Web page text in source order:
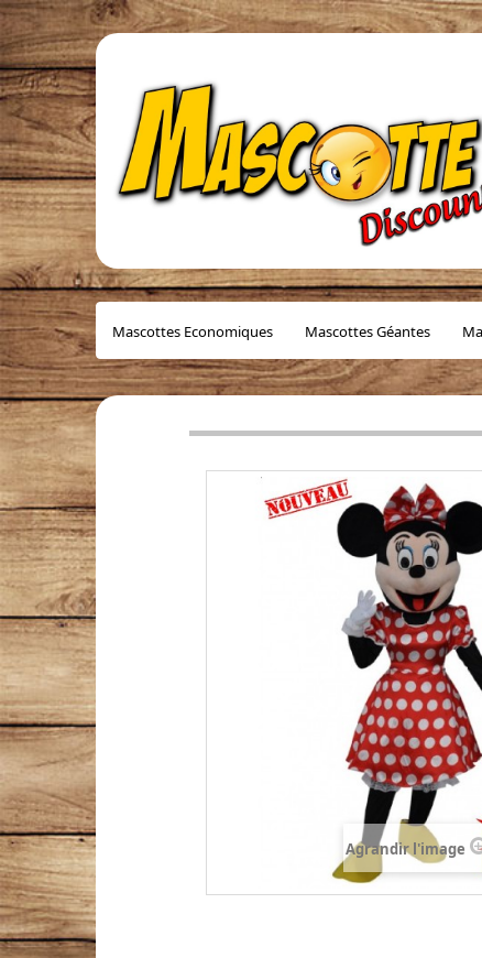
Mascottes Economiques Mascottes Géantes
Agrandir l'image